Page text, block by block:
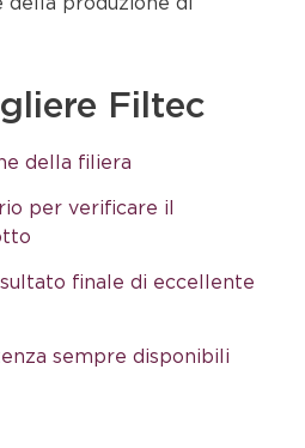
produzione di
Filtec
della filiera
per verificare il
finale di eccellente
sempre disponibili